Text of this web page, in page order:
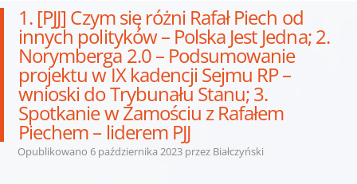
1. [PJJ] Czym się różni Rafał Piech od
innych polityków – Polska Jest Jedna; 2.
Norymberga 2.0 – Podsumowanie
projektu w IX kadencji Sejmu RP –
wnioski do Trybunału Stanu; 3.
Spotkanie w Zamościu z Rafałem
Piechem – liderem PJJ
Opublikowano 6 października 2023przez Białczyński